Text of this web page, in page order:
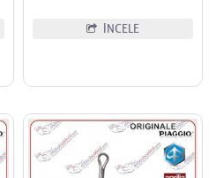
İNCELE